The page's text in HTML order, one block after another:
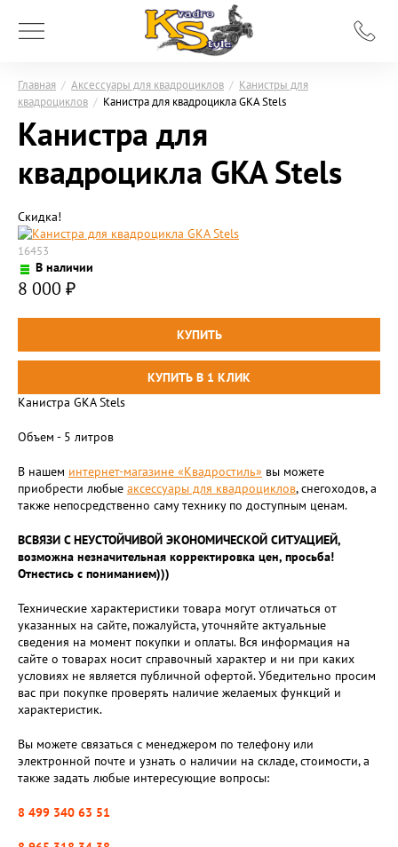
Главная / Аксессуары для квадроциклов / Канистры для
квадроциклов / Канистра для квадроцикла GKA Stels
Канистра для
квадроцикла GKA Stels
Скидка!
16453
В наличии
8 000 ₽
Канистра GKA Stels
Объем - 5 литров
В нашем интернет-магазине «Квадростиль» вы можете
приобрести любые аксессуары для квадроциклов, снегоходов, а
также непосредственно саму технику по доступным ценам.
ВСВЯЗИ С НЕУСТОЙЧИВОЙ ЭКОНОМИЧЕСКОЙ СИТУАЦИЕЙ,
возможна незначительная корректировка цен, просьба!
Отнестись с пониманием)))
Технические характеристики товара могут отличаться от
указанных на сайте, пожалуйста, уточняйте актуальные
сведения на момент покупки и оплаты. Вся информация на
сайте о товарах носит справочный характер и ни при каких
условиях не является публичной офертой. Убедительно просим
вас при покупке проверять наличие желаемых функций и
характеристик.
Вы можете связаться с менеджером по телефону или
электронной почте и узнать о наличии на складе, стоимости, а
также задать любые интересующие вопросы:
8 499 340 63 51